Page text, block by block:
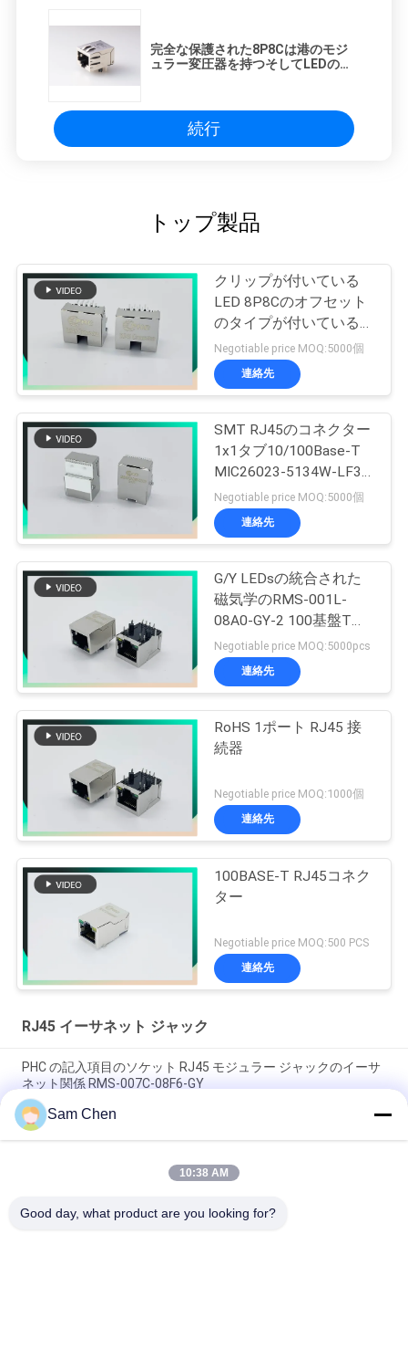
完全な保護された8P8Cは港のモジ
ュラー変圧器を持つそしてLEDのな
続行
トップ製品
クリップが付いている
LED 8P8Cのオフセット
のタイプが付いている範
囲RJ45のイーサネット
ジャックのすくいのタイ
プ コネクター
Negotiable price MOQ:5000個
連絡先
SMT RJ45のコネクター
1x1タブ10/100Base-T
MIC26023-5134W-LF3
PHCONN
Negotiable price MOQ:5000個
連絡先
G/Y LEDsの統合された
磁気学のRMS-001L-
08A0-GY-2 100基盤T
21.6L RJ45
Negotiable price MOQ:5000pcs
連絡先
RoHS 1ポート RJ45 接
続器
Negotiable price MOQ:1000個
連絡先
100BASE-T RJ45コネク
ター
Negotiable price MOQ:500 PCS
連絡先
RJ45 イーサネット ジャック
PHC の記入項目のソケット RJ45 モジュラー ジャックのイーサ
ネット関係 RMS-007C-08F6-GY
磁気 RJ45 イーサネット ジャック RMA-392G-160F13-22 2 x 8
港 PBT
RJ45 ネットワーク ポート 8P8C は港を 180 度の上の Entery ネ
Sam Chen
10:38 AM
Good day, what product are you looking for?